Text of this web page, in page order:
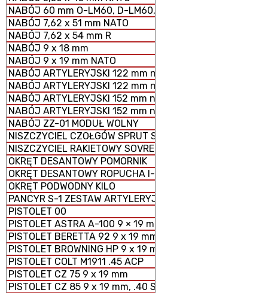
NABÓJ 60 mm O-LM60, D-LM60, S-LM60 MOŹDZIERZOWY
NABÓJ 7,62 x 51 mm NATO
NABÓJ 7,62 x 54 mm R
NABÓJ 9 x 18 mm
NABÓJ 9 x 19 mm NATO
NABÓJ ARTYLERYJSKI 122 mm nabój HE z ładunkiem
NABÓJ ARTYLERYJSKI 122 mm nabój HE z ładunkiem
NABÓJ ARTYLERYJSKI 152 mm nabój HE z ładunkiem
NABÓJ ARTYLERYJSKI 152 mm nabój HE z ładunkiem
NABÓJ ZZ-01 MODUŁ WOLNY
NISZCZYCIEL CZOŁGÓW SPRUT SD-2S25M
NISZCZYCIEL RAKIETOWY SOVREMENNY
OKRĘT DESANTOWY POMORNIK
OKRĘT DESANTOWY ROPUCHA I-II
OKRĘT PODWODNY KILO
PANCYR S-1 ZESTAW ARTYLERYJSKO - RAKIETOWY
PISTOLET 00
PISTOLET ASTRA A-100 9 × 19 mm
PISTOLET BERETTA 92 9 x 19 mm
PISTOLET BROWNING HP 9 x 19 mm
PISTOLET COLT M1911 .45 ACP
PISTOLET CZ 75 9 x 19 mm
PISTOLET CZ 85 9 x 19 mm, .40 S&W